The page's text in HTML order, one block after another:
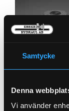
Samtycke
Denna
Vi använder